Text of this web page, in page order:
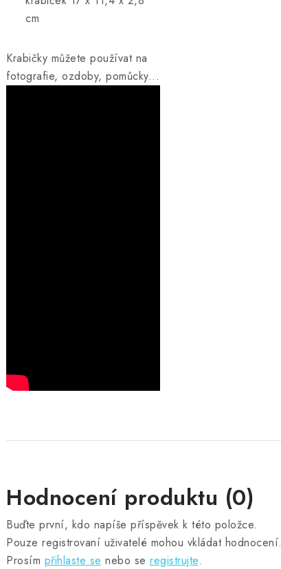
cm
Krabičky můžete používat na
fotografie, ozdoby, pomůcky...
Hodnocení produktu (0)
Buďte první, kdo napíše příspěvek k této položce.
Pouze registrovaní uživatelé mohou vkládat hodnocení.
Prosím přihlaste se nebo se registrujte.